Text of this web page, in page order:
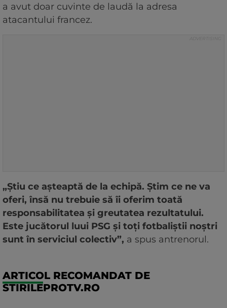
a avut doar cuvinte de laudă la adresa
atacantului francez.
„Știu ce așteaptă de la echipă. Știm ce ne va
oferi, însă nu trebuie să îi oferim toată
responsabilitatea și greutatea rezultatului.
Este jucătorul luui PSG și toți fotbaliștii noștri
sunt în serviciul colectiv”, a spus antrenorul.
ARTICOL RECOMANDAT DE
STIRILEPROTV.RO